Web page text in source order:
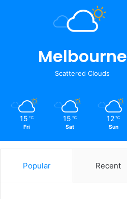
Melbourne
Scattered Clouds
15 ℃
Fri
15 ℃
Sat
12 ℃
Sun
Popular Recent